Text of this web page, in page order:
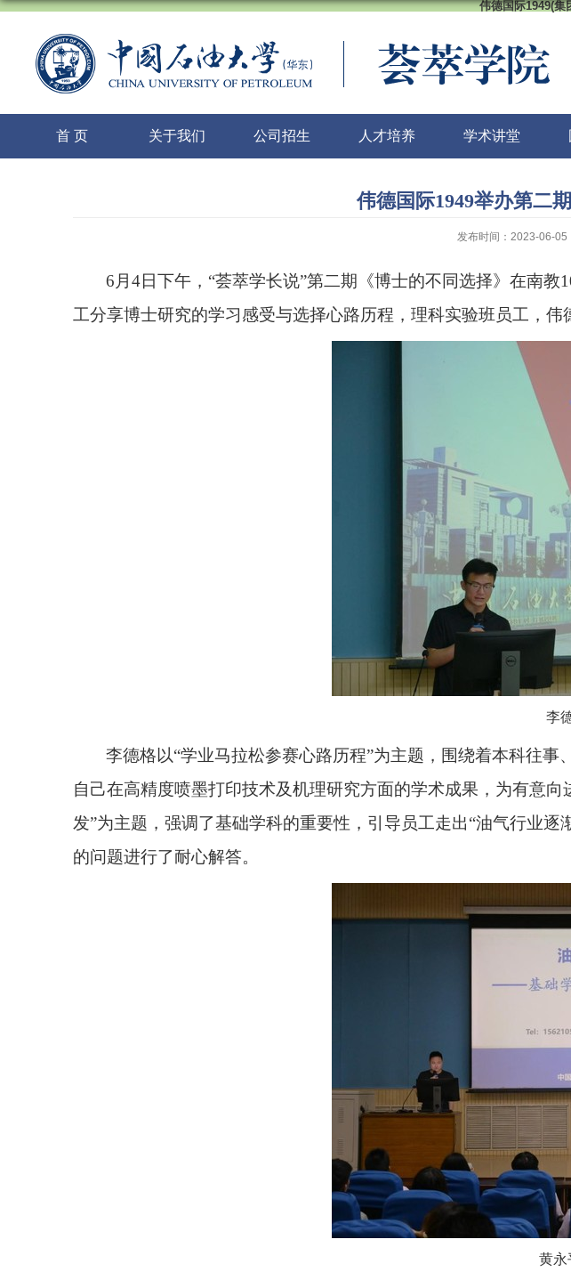
伟德国际1949(集
首 页 关于我们 公司招生 人才培养 学术讲堂
伟德国际1949举办第二
发布时间：2023-06-05
6 月 4日下午，“荟萃学长说”第二期《博士的不同选择》在南教
工分享博士研究的学习感受与选择心路历程，理科实验班员工，伟
李
李德格以“学业马拉松参赛心路历程”为主题，围绕着本科往
自己在高精度喷墨打印技术及机理研究方面的学术成果，为有意
发”为主题，强调了基础学科的重要性，引导员工走出“油气行业
的问题进行了耐心解答。
黄永